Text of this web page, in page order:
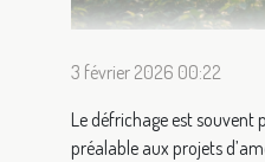
3 février 2026 00:22
Le défrichage est souvent
préalable aux projets